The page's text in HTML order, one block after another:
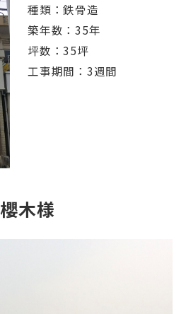
種類：鉄骨造
築年数：35年
坪数：35坪
工事期間：3週間
櫻木様